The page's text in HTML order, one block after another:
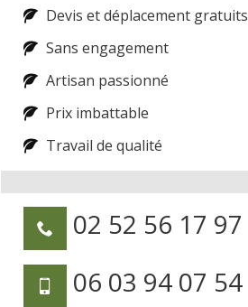
Devis et déplacement gratuits
Sans engagement
Artisan passionné
Prix imbattable
Travail de qualité
02 52 56 17 97
06 03 94 07 54